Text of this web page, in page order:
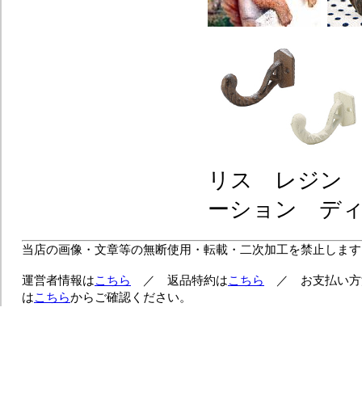
リス レジン
ーション デ
当店の画像・文章等の無断使用・転載・二次加工を禁止しま
運営者情報はこちら ／ 返品特約はこちら
／ お支払い方
はこちらからご確認ください。